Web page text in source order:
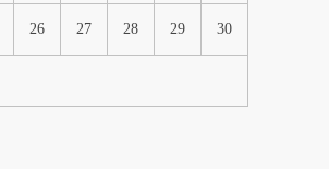
26 27 28 29 30